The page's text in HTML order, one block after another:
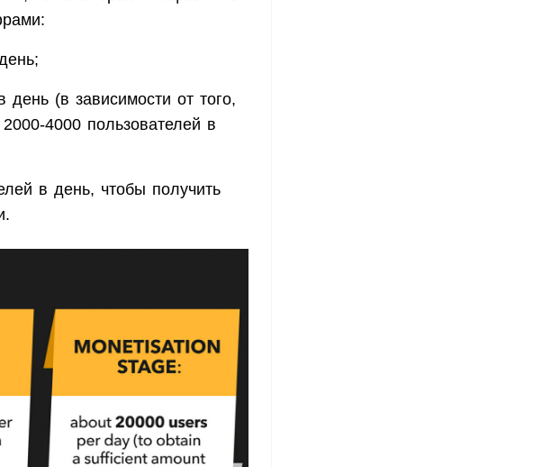
день (в зависимости от того,
4000 пользователей в
в день, чтобы получить